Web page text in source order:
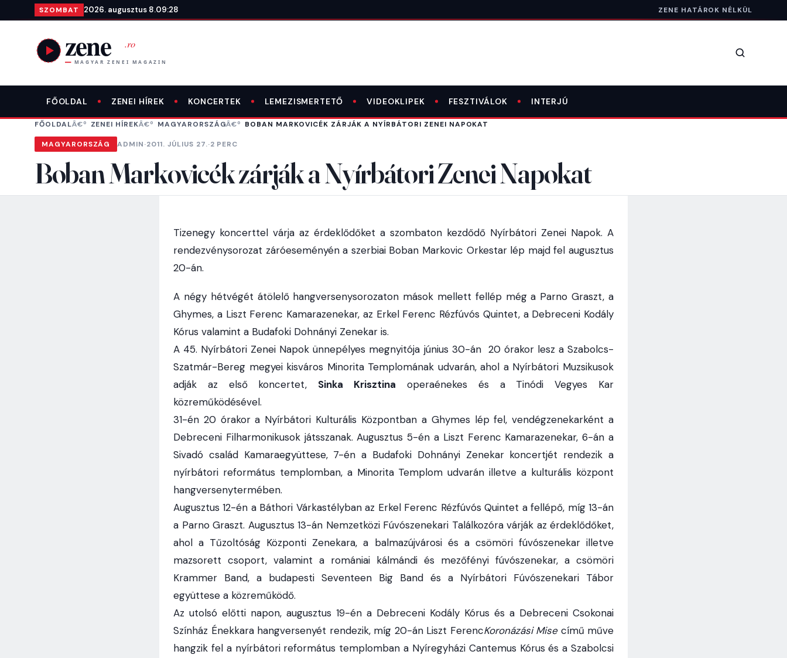
Ugrás a tartalomra
SZOMBAT 2026. augusztus 8.09:28 ZENE HATÁROK NÉLKÜL
Keresés
FŐOLDAL ZENEI HÍREK KONCERTEK LEMEZISMERTETŐ VIDEOKLIPEK FESZTIVÁLOK INTERJÚ
FŐOLDAL ZENEI HÍREK MAGYARORSZÁG BOBAN MARKOVICÉK ZÁRJÁK A NYÍRBÁTORI ZENEI NAPOKAT
MAGYARORSZÁG ADMIN·2011. JÚLIUS 27.·2 PERC
Boban Markovicék zárják a Nyírbátori Zenei Napokat
Tizenegy koncerttel várja az érdeklődőket a szombaton kezdődő Nyírbátori Zenei Napok. A
rendezvénysorozat záróeseményén a szerbiai Boban Markovic Orkestar lép majd fel augusztus
20-án.
A négy hétvégét átölelő hangversenysorozaton mások mellett fellép még a Parno Graszt, a
Ghymes, a Liszt Ferenc Kamarazenekar, az Erkel Ferenc Rézfúvós Quintet, a Debreceni Kodály
Kórus valamint a Budafoki Dohnányi Zenekar is.
A 45. Nyírbátori Zenei Napok ünnepélyes megnyitója június 30-án 20 órakor lesz a Szabolcs-
Szatmár-Bereg megyei kisváros Minorita Templomának udvarán, ahol a Nyírbátori Muzsikusok
adják az első koncertet, Sinka Krisztina operaénekes és a Tinódi Vegyes Kar
közreműködésével.
31-én 20 órakor a Nyírbátori Kulturális Központban a Ghymes lép fel, vendégzenekarként a
Debreceni Filharmonikusok játsszanak. Augusztus 5-én a Liszt Ferenc Kamarazenekar, 6-án a
Sivadó család Kamaraegyüttese, 7-én a Budafoki Dohnányi Zenekar koncertjét rendezik a
nyírbátori református templomban, a Minorita Templom udvarán illetve a kulturális központ
hangversenytermében.
Augusztus 12-én a Báthori Várkastélyban az Erkel Ferenc Rézfúvós Quintet a fellépő, míg 13-án
a Parno Graszt. Augusztus 13-án Nemzetközi Fúvószenekari Találkozóra várják az érdeklődőket,
ahol a Tűzoltóság Központi Zenekara, a balmazújvárosi és a csömöri fúvószenekar illetve
mazsorett csoport, valamint a romániai kálmándi és mezőfényi fúvószenekar, a csömöri
Krammer Band, a budapesti Seventeen Big Band és a Nyírbátori Fúvószenekari Tábor
együttese a közreműködő.
Az utolsó előtti napon, augusztus 19-én a Debreceni Kodály Kórus és a Debreceni Csokonai
Színház Énekkara hangversenyét rendezik, míg 20-án Liszt FerencKoronázási Misecímű műve
hangzik fel a nyírbátori református templomban a Nyíregyházi Cantemus Kórus és a Szabolcsi